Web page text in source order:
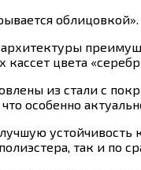
облицовкой».
кассет цвета
из стали с
особенно
устойчивость
так и по